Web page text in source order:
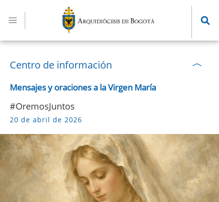
contenido
principal
Centro de información
#OremosJuntos
20 de abril de 2026
Mensajes y oraciones a la Virgen María